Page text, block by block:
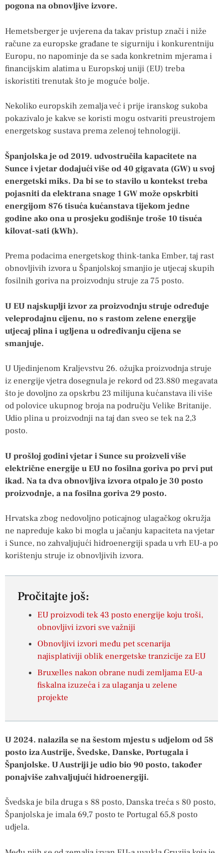
pogona na obnovljive izvore.
Hemetsberger je uvjerena da takav pristup znači i niže
račune za europske građane te sigurniju i konkurentniju
Europu, no napominje da se sada konkretnim mjerama i
financijskim alatima u Europskoj uniji (EU) treba
iskoristiti trenutak što je moguće bolje.
Nekoliko europskih zemalja već i prije iranskog sukoba
pokazivalo je kakve se koristi mogu ostvariti preustrojem
energetskog sustava prema zelenoj tehnologiji.
Španjolska je od 2019. udvostručila kapacitete na
Sunce i vjetar dodajući više od 40 gigavata (GW) u svoj
energetski miks. Da bi se to stavilo u kontekst treba
pojasniti da elektrana snage 1 GW može opskrbiti
energijom 876 tisuća kućanstava tijekom jedne
godine ako ona u prosjeku godišnje troše 10 tisuća
kilovat-sati (kWh).
Prema podacima energetskog think-tanka Ember, taj rast
obnovljivih izvora u Španjolskoj smanjio je utjecaj skupih
fosilnih goriva na proizvodnju struje za 75 posto.
U EU najskuplji izvor za proizvodnju struje određuje
veleprodajnu cijenu, no s rastom zelene energije
utjecaj plina i ugljena u određivanju cijena se
smanjuje.
U Ujedinjenom Kraljevstvu 26. ožujka proizvodnja struje
iz energije vjetra dosegnula je rekord od 23.880 megavata
što je dovoljno za opskrbu 23 milijuna kućanstava ili više
od polovice ukupnog broja na području Velike Britanije.
Udio plina u proizvodnji na taj dan sveo se tek na 2,3
posto.
U prošloj godini vjetar i Sunce su proizveli više
električne energije u EU no fosilna goriva po prvi put
ikad. Na ta dva obnovljiva izvora otpalo je 30 posto
proizvodnje, a na fosilna goriva 29 posto.
Hrvatska zbog nedovoljno poticajnog ulagačkog okružja
ne napreduje kako bi mogla u jačanju kapaciteta na vjetar
i Sunce, no zahvaljujući hidroenergiji spada u vrh EU-a po
korištenju struje iz obnovljivih izvora.
Pročitajte još:
EU proizvodi tek 43 posto energije koju troši,
obnovljivi izvori sve važniji
Obnovljivi izvori među pet scenarija
najisplativiji oblik energetske tranzicije za EU
Bruxelles nakon obrane nudi zemljama EU-a
fiskalna izuzeća i za ulaganja u zelene
projekte
U 2024. nalazila se na šestom mjestu s udjelom od 58
posto iza Austrije, Švedske, Danske, Portugala i
Španjolske. U Austriji je udio bio 90 posto, također
ponajviše zahvaljujući hidroenergiji.
Švedska je bila druga s 88 posto, Danska treća s 80 posto,
Španjolska je imala 69,7 posto te Portugal 65,8 posto
udjela.